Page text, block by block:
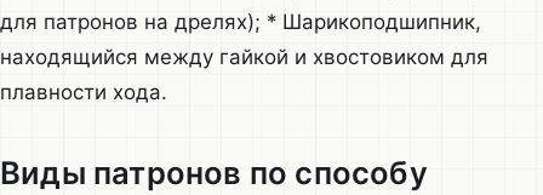
для патронов на дрелях); * Шарикоподшипник,
находящийся между гайкой и хвостовиком для
плавности хода.
Виды патронов по способу